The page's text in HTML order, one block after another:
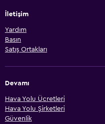
İletişim
Yardım
Basın
Satış Ortakları
Devamı
Hava Yolu Ücretleri
Hava Yolu Şirketleri
Güvenlik